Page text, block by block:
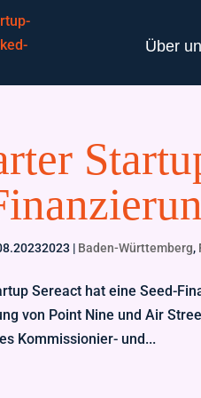
Über
| Baden-Württemberg,
Sereact hat eine Seed-
von Point Nine und Air
Kommissionier- und...